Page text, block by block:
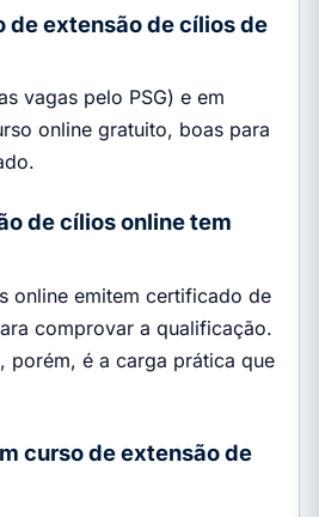
de extensão de cílios de
vagas pelo PSG) e em
online gratuito, boas para
de cílios online tem
online emitem certificado de
comprovar a qualificação.
porém, é a carga prática que
curso de extensão de